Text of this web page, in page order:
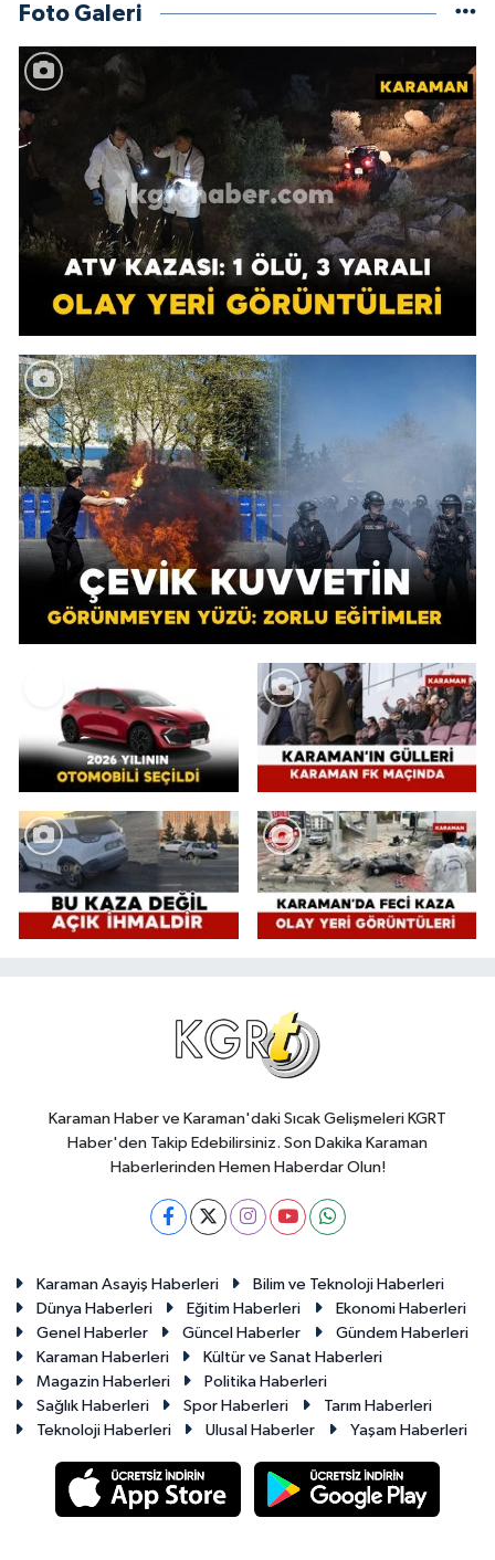
Foto Galeri
Karaman Haber ve Karaman'daki Sıcak Gelişmeleri KGRT
Haber'den Takip Edebilirsiniz. Son Dakika Karaman
Haberlerinden Hemen Haberdar Olun!
Karaman Asayiş Haberleri
Bilim ve Teknoloji Haberleri
Dünya Haberleri
Eğitim Haberleri
Ekonomi Haberleri
Genel Haberler
Güncel Haberler
Gündem Haberleri
Karaman Haberleri
Kültür ve Sanat Haberleri
Magazin Haberleri
Politika Haberleri
Sağlık Haberleri
Spor Haberleri
Tarım Haberleri
Teknoloji Haberleri
Ulusal Haberler Yaşam Haberleri